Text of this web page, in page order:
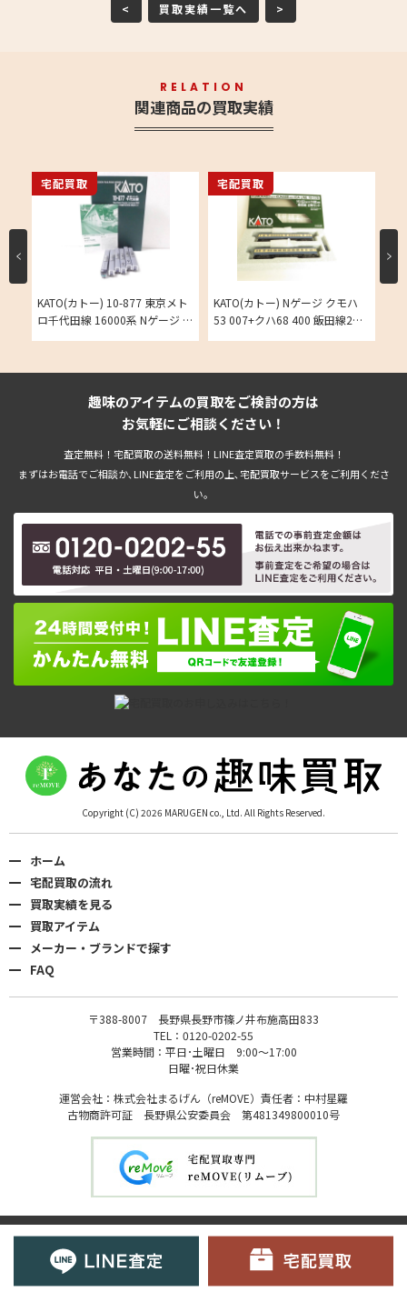
< 買取実績一覧へ >
RELATION
関連商品の買取実績
KATO(カトー) 10-877 東京メト
ロ千代田線 16000系 Nゲージ 6
宅配買取
KATO(カトー) Nゲージ クモハ
53 007+クハ68 400 飯田線2両
宅配買取
趣味のアイテムの買取をご検討の方は
お気軽にご相談ください！
査定無料！宅配買取の送料無料！LINE査定買取の手数料無料！
まずはお電話でご相談か､LINE査定をご利用の上､宅配買取サービスをご利用くださ
い。
Copyright (C) 2026 MARUGEN co., Ltd. All Rights Reserved.
ホーム
宅配買取の流れ
買取実績を見る
買取アイテム
メーカー・ブランドで探す
FAQ
〒388-8007 長野県長野市篠ノ井布施高田833
TEL：0120-0202-55
営業時間：平日･土曜日 9:00〜17:00
日曜･祝日休業
運営会社：株式会社まるげん（reMOVE）責任者：中村星羅
古物商許可証 長野県公安委員会 第481349800010号